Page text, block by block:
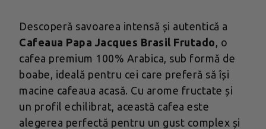
Descoperă savoarea intensă și autentică a
Cafeaua Papa Jacques Brasil Frutado , o
cafea premium 100% Arabica, sub formă de
boabe, ideală pentru cei care preferă să își
macine cafeaua acasă. Cu arome fructate și
un profil echilibrat, această cafea este
alegerea perfectă pentru un gust complex și